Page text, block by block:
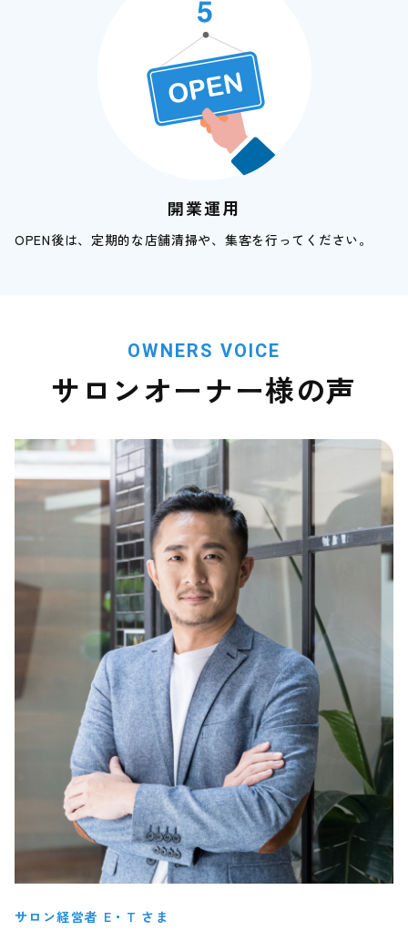
開業運用
OPEN後は、定期的な店舗清掃や、集客を行ってください。
OWNERS VOICE
サロンオーナー様の声
サロン経営者 E・T さま